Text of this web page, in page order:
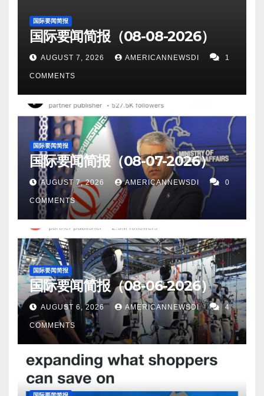
国际要闻简报
国际要闻简报（08-08-2026）
AUGUST 7, 2026 AMERICANNEWSDI 1
COMMENTS
国际要闻简报
国际要闻简报（08-07-2026）
AUGUST 7, 2026 AMERICANNEWSDI 0
COMMENTS
国际要闻简报
国际要闻简报（08-06-2026）
AUGUST 6, 2026 AMERICANNEWSDI 4
COMMENTS